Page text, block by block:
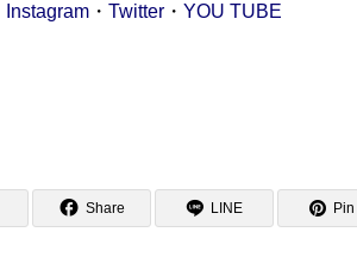
Instagram ・ Twitter ・ YOU TUBE
Share LINE